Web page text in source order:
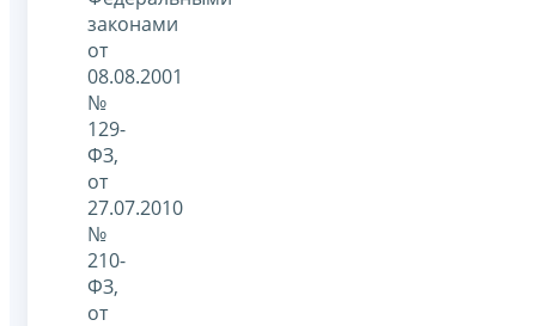
законами
от
08.08.2001
№
129-
ФЗ,
от
27.07.2010
№
210-
ФЗ,
от